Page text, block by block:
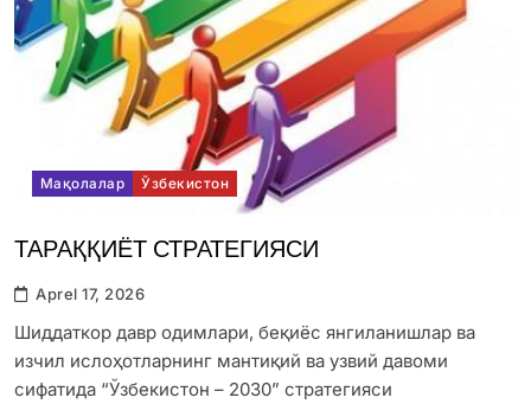
Мақолалар Ўзбекистон
ТАРАҚҚИЁТ СТРАТЕГИЯСИ
Aprel 17, 2026
Шиддаткор давр одимлари, беқиёс янгиланишлар ва
изчил ислоҳотларнинг мантиқий ва узвий давоми
сифатида “Ўзбекистон – 2030” стратегияси